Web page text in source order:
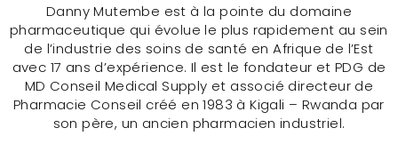
Mr. Danny Mutembe (RWANDA)
Danny Mutembe est à la pointe du domaine
pharmaceutique qui évolue le plus rapidement au sein
de l’industrie des soins de santé en Afrique de l’Est
avec 17 ans d’expérience. Il est le fondateur et PDG de
MD Conseil Medical Supply et associé directeur de
Pharmacie Conseil créé en 1983 à Kigali – Rwanda par
son père, un ancien pharmacien industriel.